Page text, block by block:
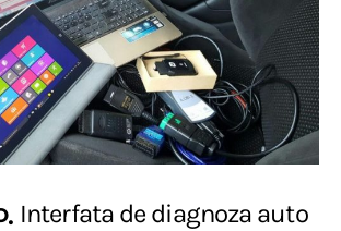
Interfata de diagnoza auto